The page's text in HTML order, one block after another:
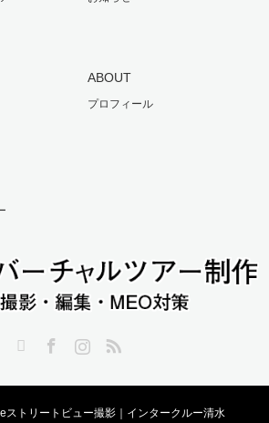
ABOUT
プロフィール
ストリートビュー撮影｜インタークルー清水